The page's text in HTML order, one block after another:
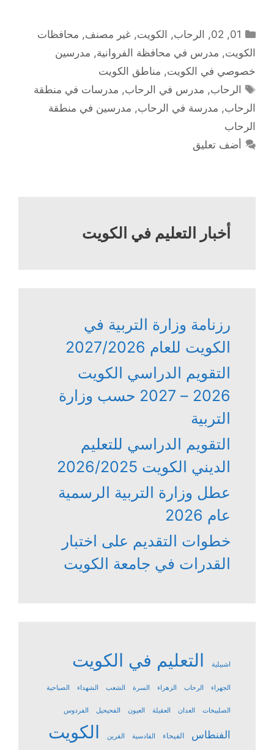
التصنيفات
01
,
02
, الرحاب, الكويت,غير مصنف, محافظات
الكويت, مدرس في محافظة الفروانية, مدرسين
خصوصي في الكويت, مناطق الكويت
الوسوم
الرحاب, مدرس في الرحاب, مدرسات في منطقة
الرحاب, مدرسة في الرحاب, مدرسين في منطقة
الرحاب
أضف تعليق
أخبار التعليم في الكويت
رزنامة وزارة التربية في
الكويت للعام 2027/2026
التقويم الدراسي الكويت
2026 – 2027 حسب وزارة
التربية
التقويم الدراسي للتعليم
الديني الكويت 2026/2025
عطل وزارة التربية الرسمية
عام 2026
خطوات التقديم على اختبار
القدرات في جامعة الكويت
اشبيلية التعليم في الكويت
الجهراء الرحاب الزهراء السرة الشعب الشهداء الصباحية
الصليبخات العدان العقيلة العيون الفحيحيل الفردوس
الفنطاس الفيحاء القادسية القرين الكويت